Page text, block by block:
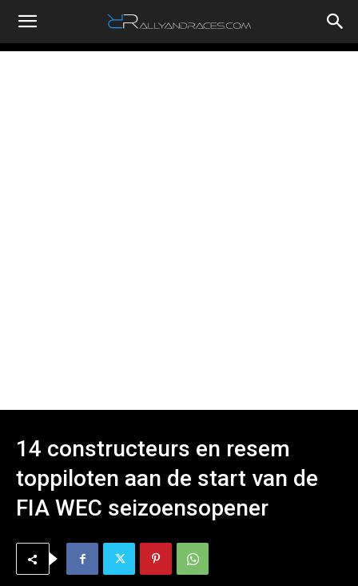
RallyandRaces.com
14 constructeurs en resem
toppiloten aan de start van de
FIA WEC seizoensopener